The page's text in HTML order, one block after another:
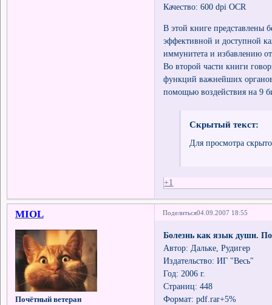
Качество: 600 dpi OCR
В этой книге представлены
эффективной и доступной
иммунитета и избавлению
Во второй части книги
функций важнейших органов
помощью воздействия на 9
Скрытый текст:
Для просмотра
+1
Поделиться04.09.2007 18:55
MIOL
Почётный ветеран
Болезнь как язык души.
Автор: Дальке, Рудигер
Издательство: ИГ "Весь"
Год: 2006 г.
Страниц: 448
Формат: pdf.rar+5%